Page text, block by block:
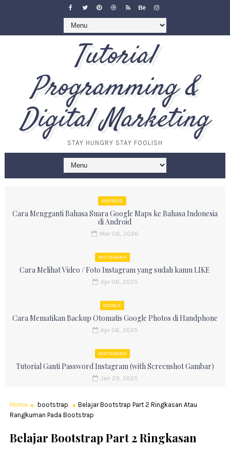
Tutorial
Programming &
Digital Marketing
STAY HUNGRY STAY FOOLISH
ANDROID
Cara Mengganti Bahasa Suara Google Maps ke Bahasa Indonesia
di Android
Mar 06, 2026
INSTAGRAM
Cara Melihat Video / Foto Instagram yang sudah kamu LIKE
Apr 06, 2025
GOOGLE
Cara Mematikan Backup Otomatis Google Photos di Handphone
Apr 06, 2025
INSTAGRAM
Tutorial Ganti Password Instagram (with Screenshot Gambar)
Jan 29, 2025
Home bootstrap
Belajar Bootstrap Part 2 Ringkasan Atau
Rangkuman Pada Bootstrap
Belajar Bootstrap Part 2 Ringkasan